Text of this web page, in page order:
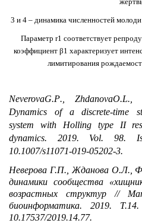
3 и 4 – динамика численностей
Параметр r1 соответствует
коэффициент β1 характеризует
лимитирования
NeverovaG.P., ZhdanovaO.L.,
Dynamics of a discrete-time
system with Holling type II
dynamics. 2019. Vol. 98.
10.1007/s11071-019-05202-3.
Неверова Г.П., Жданова О.Л.,
динамики сообщества
возрастных структур //
биоинформатика. 2019.
10.17537/2019.14.77.